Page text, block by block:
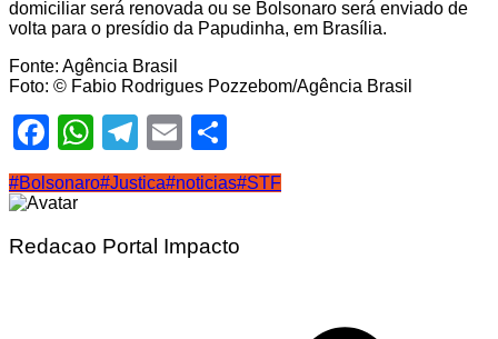
domiciliar será renovada ou se Bolsonaro será enviado de
volta para o presídio da Papudinha, em Brasília.
Fonte: Agência Brasil
Foto: © Fabio Rodrigues Pozzebom/Agência Brasil
Facebook
WhatsApp
Telegram
Email
#Bolsonaro#Justica#noticias#STF
Redacao Portal Impacto